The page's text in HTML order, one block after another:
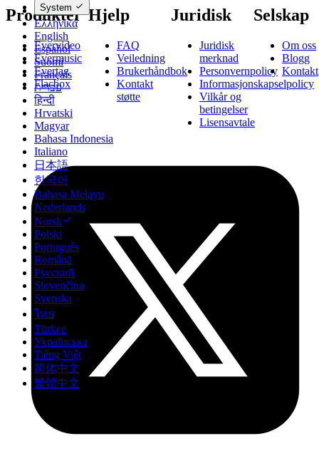
Deutsch
Ελληνικά
English
Español
Suomi
Français
עברית
हिन्दी
Hrvatski
Magyar
Bahasa Indonesia
Italiano
日本語
한국어
Bahasa Melayu
Nederlands
Norsk
Polski
Português
Română
Русский
Slovenčina
Svenska
ไทย
Türkçe
Українська
Tiếng Việt
简体中文
繁體中文
System
Produkter
Evervideo
Evermusic
Evertag
Flacbox
Hjelp
FAQ
Veiledning
Brukerhåndbok
Kontakt
støtte
Juridisk
Juridisk
merknad
Personvernpolicy
Informasjonskapselpolicy
Vilkår og
betingelser
Lisensavtale
Selskap
Om oss
Blogg
Kontakt